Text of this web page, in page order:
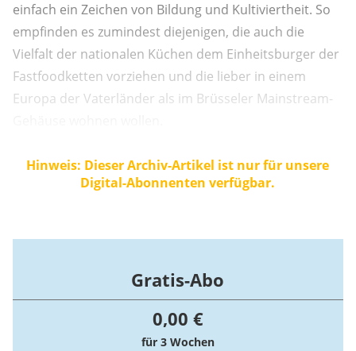
einfach ein Zeichen von Bildung und Kultiviertheit. So
empfinden es zumindest diejenigen, die auch die
Vielfalt der nationalen Küchen dem Einheitsburger der
Fastfoodketten vorziehen und die lieber in einem
Europa der Vaterländer als im Brüsseler Mainstream-
Hinweis: Dieser Archiv-Artikel ist nur für unsere
Digital-Abonnenten verfügbar.
Gratis-Abo
0,00 €
für 3 Wochen